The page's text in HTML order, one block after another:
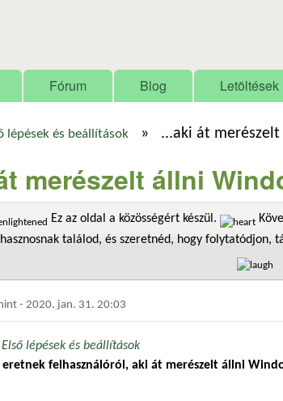
Fórum Blog Letöltések
lépések és beállítások » ...aki át
merészelt állni
Ez az oldal a közösségért készül.
találod, és szeretnéd, hogy folytatódjon,
- 2020. jan. 31. 20:03
Első lépések és beállítások
felhasználóról, aki át merészelt állni